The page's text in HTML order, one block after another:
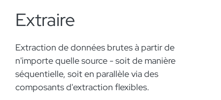
Extraire
Extraction de données brutes à partir de
n'importe quelle source - soit de manière
séquentielle, soit en parallèle via des
composants d'extraction flexibles.